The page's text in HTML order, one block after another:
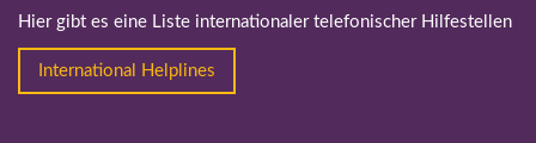
Hier gibt es eine Liste internationaler telefonischer Hilfestellen
International Helplines